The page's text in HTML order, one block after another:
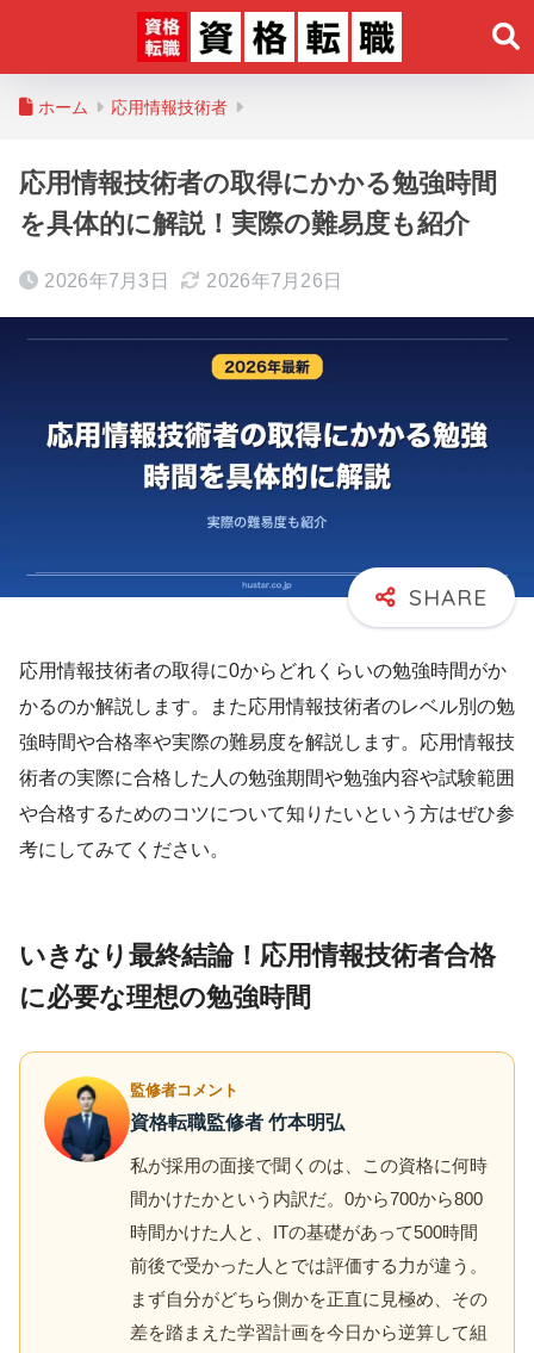
ホーム 応用情報技術者
応用情報技術者の取得にかかる勉強時間
を具体的に解説！実際の難易度も紹介
2026年7月3日 2026年7月26日
応用情報技術者の取得に0からどれくらいの勉強時間がか
かるのか解説します。また応用情報技術者のレベル別の勉
強時間や合格率や実際の難易度を解説します。応用情報技
術者の実際に合格した人の勉強期間や勉強内容や試験範囲
や合格するためのコツについて知りたいという方はぜひ参
考にしてみてください。
いきなり最終結論！応用情報技術者合格
に必要な理想の勉強時間
監修者コメント
資格転職監修者 竹本明弘
私が採用の面接で聞くのは、この資格に何時
間かけたかという内訳だ。0から700から800
時間かけた人と、ITの基礎があって500時間
前後で受かった人とでは評価する力が違う。
まず自分がどちら側かを正直に見極め、その
差を踏まえた学習計画を今日から逆算して組